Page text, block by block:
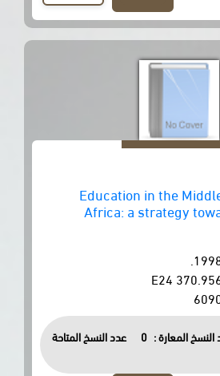
Education in the
Africa: a
:
0
عدد النسخ المتاحة